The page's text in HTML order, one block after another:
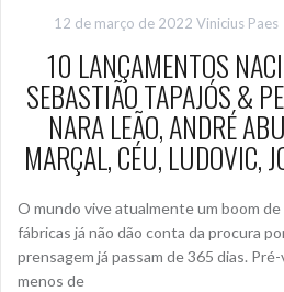
12 de março de 2022 Vinicius Paes
10 LANÇAMENTOS
SEBASTIÃO TAPAJÓS &
NARA LEÃO, ANDRÉ
MARÇAL, CÉU, LUDOVIC,
O mundo vive atualmente um boom
fábricas já não dão conta da procura
prensagem já passam de 365 dias.
menos de